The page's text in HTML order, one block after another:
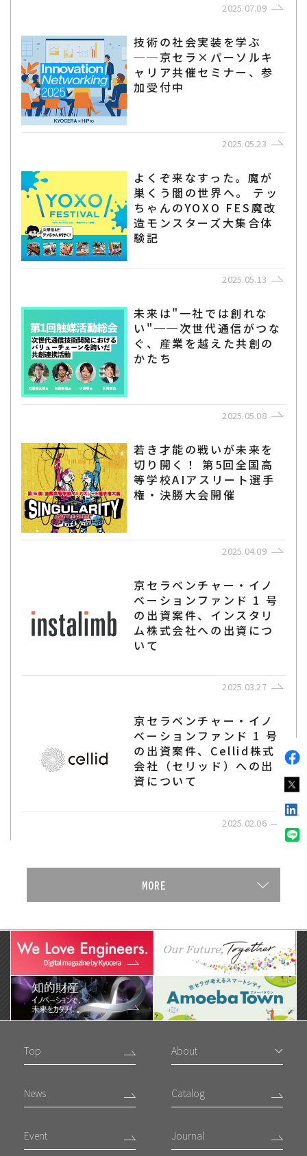
2025.07.09
技術の社会実装を学ぶ
──京セラ×パーソルキ
ャリア共催セミナー、参
加受付中
2025.05.23
よくぞ来なすった。魔が
巣くう闇の世界へ。 テッ
ちゃんのYOXO FES魔改
造モンスターズ大集合体
験記
2025.05.13
未来は"一社では創れな
い"──次世代通信がつな
ぐ、産業を越えた共創の
かたち
2025.05.08
若き才能の戦いが未来を
切り開く！ 第5回全国高
等学校AIアスリート選手
権・決勝大会開催
2025.04.09
京セラベンチャー・イノ
ベーションファンド 1 号
の出資案件、インスタリ
ム株式会社への出資につ
いて
2025.03.27
京セラベンチャー・イノ
ベーションファンド 1 号
の出資案件、Cellid株式
会社（セリッド）への出
資について
2025.02.06
Top About
News Catalog
Event Journal